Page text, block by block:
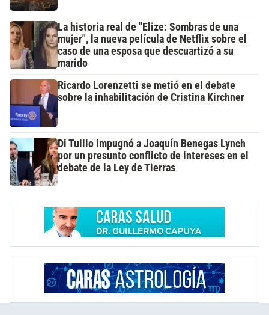
La historia real de "Elize: Sombras de una
mujer", la nueva película de Netflix sobre el
caso de una esposa que descuartizó a su
marido
Ricardo Lorenzetti se metió en el debate
sobre la inhabilitación de Cristina Kirchner
Di Tullio impugnó a Joaquín Benegas Lynch
por un presunto conflicto de intereses en el
debate de la Ley de Tierras